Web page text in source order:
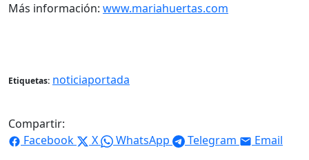
Más información: www.mariahuertas.com
Etiquetas: noticiaportada
Compartir:
Facebook
X WhatsApp Telegram Email